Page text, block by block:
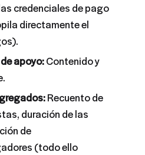
credenciales de pago
directamente el
apoyo:Contenido y
Recuento de
duración de las
de
(todo ello